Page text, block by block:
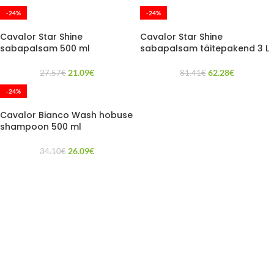
-24%
Cavalor Star Shine
sabapalsam 500 ml
27.57€ 21.09€
-24%
Cavalor Star Shine
sabapalsam täitepakend 3 L
81.41€ 62.28€
-24%
Cavalor Bianco Wash hobuse
shampoon 500 ml
34.10€ 26.09€